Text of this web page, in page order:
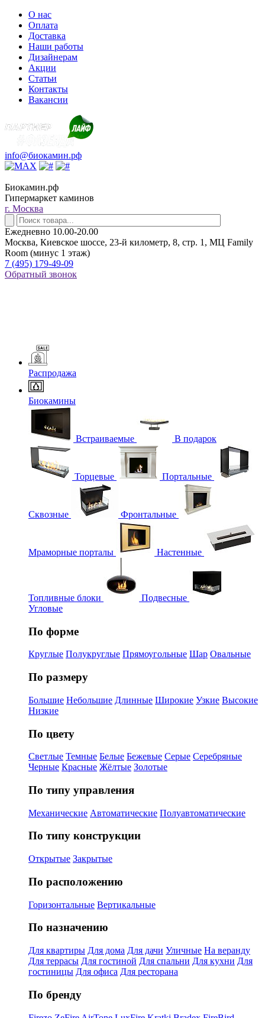
О нас
Оплата
Доставка
Наши работы
Дизайнерам
Акции
Статьи
Контакты
Вакансии
info@биокамин.рф
Биокамин.рф
Гипермаркет каминов
г. Москва
Ежедневно 10.00-20.00
Москва, Киевское шоссе, 23-й километр, 8, стр. 1, МЦ Family
Room (минус 1 этаж)
7 (495) 179-49-09
Обратный звонок
Распродажа
Биокамины
Встраиваемые В подарок
Торцевые Портальные
Сквозные Фронтальные
Мраморные порталы Настенные
Топливные блоки
Подвесные
Угловые
По форме
Круглые Полукруглые Прямоугольные Шар Овальные
По размеру
Большие Небольшие Длинные Широкие Узкие Высокие
Низкие
По цвету
Светлые Темные Белые Бежевые Серые Серебряные
Черные Красные Жёлтые Золотые
По типу управления
Механические Автоматические Полуавтоматические
По типу конструкции
Открытые Закрытые
По расположению
Горизонтальные Вертикальные
По назначению
Для квартиры Для дома Для дачи Уличные На веранду
Для террасы Для гостиной Для спальни Для кухни Для
гостиницы Для офиса Для ресторана
По бренду